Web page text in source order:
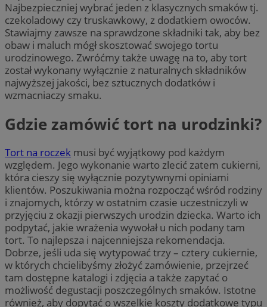
Najbezpieczniej wybrać jeden z klasycznych smaków tj.
czekoladowy czy truskawkowy, z dodatkiem owoców.
Stawiajmy zawsze na sprawdzone składniki tak, aby bez
obaw i maluch mógł skosztować swojego tortu
urodzinowego. Zwróćmy także uwagę na to, aby tort
został wykonany wyłącznie z naturalnych składników
najwyższej jakości, bez sztucznych dodatków i
wzmacniaczy smaku.
Gdzie zamówić tort na urodzinki?
Tort na roczek musi być wyjątkowy pod każdym
względem. Jego wykonanie warto zlecić zatem cukierni,
która cieszy się wyłącznie pozytywnymi opiniami
klientów. Poszukiwania można rozpocząć wśród rodziny
i znajomych, którzy w ostatnim czasie uczestniczyli w
przyjęciu z okazji pierwszych urodzin dziecka. Warto ich
podpytać, jakie wrażenia wywołał u nich podany tam
tort. To najlepsza i najcenniejsza rekomendacja.
Dobrze, jeśli uda się wytypować trzy – cztery cukiernie,
w których chcielibyśmy złożyć zamówienie, przejrzeć
tam dostępne katalogi i zdjęcia a także zapytać o
możliwość degustacji poszczególnych smaków. Istotne
również, aby dopytać o wszelkie koszty dodatkowe typu